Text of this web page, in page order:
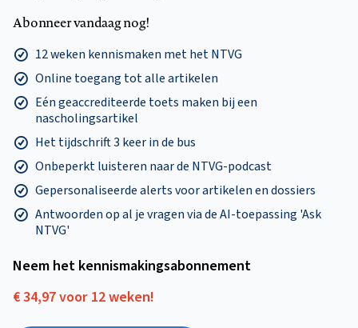
Abonneer vandaag nog!
12 weken kennismaken met het NTVG
Online toegang tot alle artikelen
Eén geaccrediteerde toets maken bij een
nascholingsartikel
Het tijdschrift 3 keer in de bus
Onbeperkt luisteren naar de NTVG-podcast
Gepersonaliseerde alerts voor artikelen en dossiers
Antwoorden op al je vragen via de AI-toepassing 'Ask
NTVG'
Neem het kennismakings­abonnement
€ 34,97 voor 12 weken!